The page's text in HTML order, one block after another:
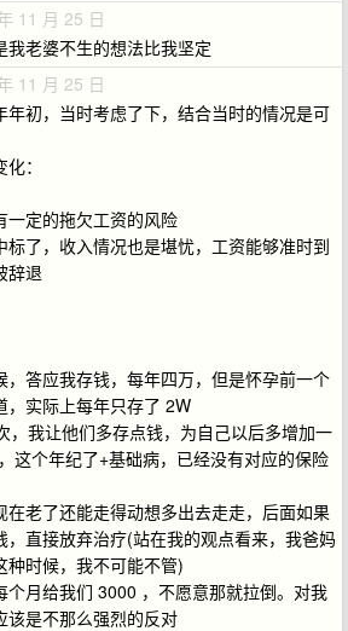
11 月 25 日
老婆不生的想法比我坚定
11 月 25 日
年初，当时考虑了下，结合当时的情况是可
：
一定的拖欠工资的风险
了，收入情况也是堪忧，工资能够准时到
辞退
，答应我存钱，每年四万，但是怀孕前一个
，实际上每年只存了 2W
，我让他们多存点钱，为自己以后多增加一
这个年纪了+基础病，已经没有对应的保险
在老了还能走得动想多出去走走，后面如果
，直接放弃治疗(站在我的观点看来，我爸妈
种时候，我不可能不管)
个月给我们 3000 ，不愿意那就拉倒。对我
该是不那么强烈的反对